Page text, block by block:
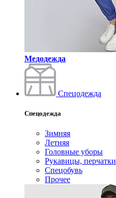
Медодежда
Спецодежда
Спецодежда
Зимняя
Летняя
Головные уборы
Рукавицы, перчатки
Спецобувь
Прочее